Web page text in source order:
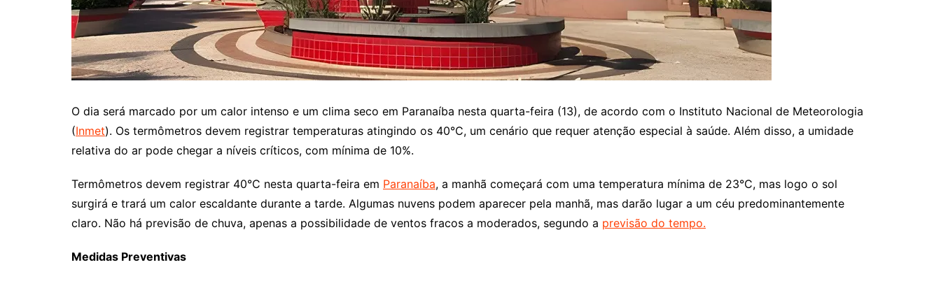
O dia será marcado por um calor intenso e um clima seco em Paranaíba nesta quarta-feira (13), de acordo com o Instituto Nacional de Meteorologia
(Inmet). Os termômetros devem registrar temperaturas atingindo os 40°C, um cenário que requer atenção especial à saúde. Além disso, a umidade
relativa do ar pode chegar a níveis críticos, com mínima de 10%.
Termômetros devem registrar 40°C nesta quarta-feira em Paranaíba, a manhã começará com uma temperatura mínima de 23°C, mas logo o sol
surgirá e trará um calor escaldante durante a tarde. Algumas nuvens podem aparecer pela manhã, mas darão lugar a um céu predominantemente
claro. Não há previsão de chuva, apenas a possibilidade de ventos fracos a moderados, segundo a previsão do tempo.
Medidas Preventivas